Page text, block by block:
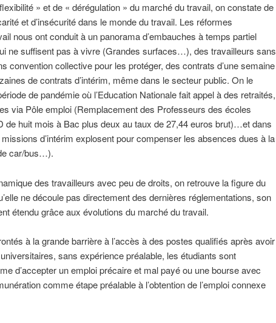
» et de « dérégulation » du marché du travail, on constate de
et d’insécurité dans le monde du travail. Les réformes
nous ont conduit à un panorama d’embauches à temps partiel
ne suffisent pas à vivre (Grandes surfaces…), des travailleurs sans
convention collective pour les protéger, des contrats d’une semaine
de contrats d’intérim, même dans le secteur public. On le
de pandémie où l’Education Nationale fait appel à des retraités,
via Pôle emploi (Remplacement des Professeurs des écoles
de huit mois à Bac plus deux au taux de 27,44 euros brut)…et dans
d’intérim explosent pour compenser les absences dues à la
car/bus…).
des travailleurs avec peu de droits, on retrouve la figure du
ne découle pas directement des dernières réglementations, son
étendu grâce aux évolutions du marché du travail.
à la grande barrière à l’accès à des postes qualifiés après avoir
sans expérience préalable, les étudiants sont
d’accepter un emploi précaire et mal payé ou une bourse avec
comme étape préalable à l’obtention de l’emploi connexe